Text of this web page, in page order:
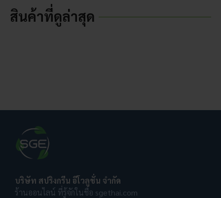
สินค้าที่ดูล่าสุด
บริษัท สปริงกรีน อีโวลูชั่น จำกัด
ร้านออนไลน์ ที่รู้จักในชื่อ sgethai.com